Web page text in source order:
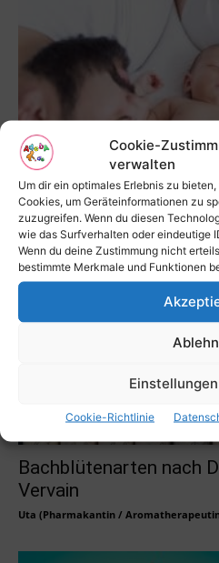
Cookie-
verwalten
Um dir ein optimales Erlebnis zu
Cookies, um Geräteinformationen zu
zuzugreifen. Wenn du diesen
wie das Surfverhalten oder eindeutige
Wenn du deine Zustimmung nicht
bestimmte Merkmale und Funktionen
Cookie-Richtlinie
Schlafen lernen nach
Paul Suer - 2. Mai 2022
Bachblütenarten nach
Vervain
Uta (Pharmakantin /